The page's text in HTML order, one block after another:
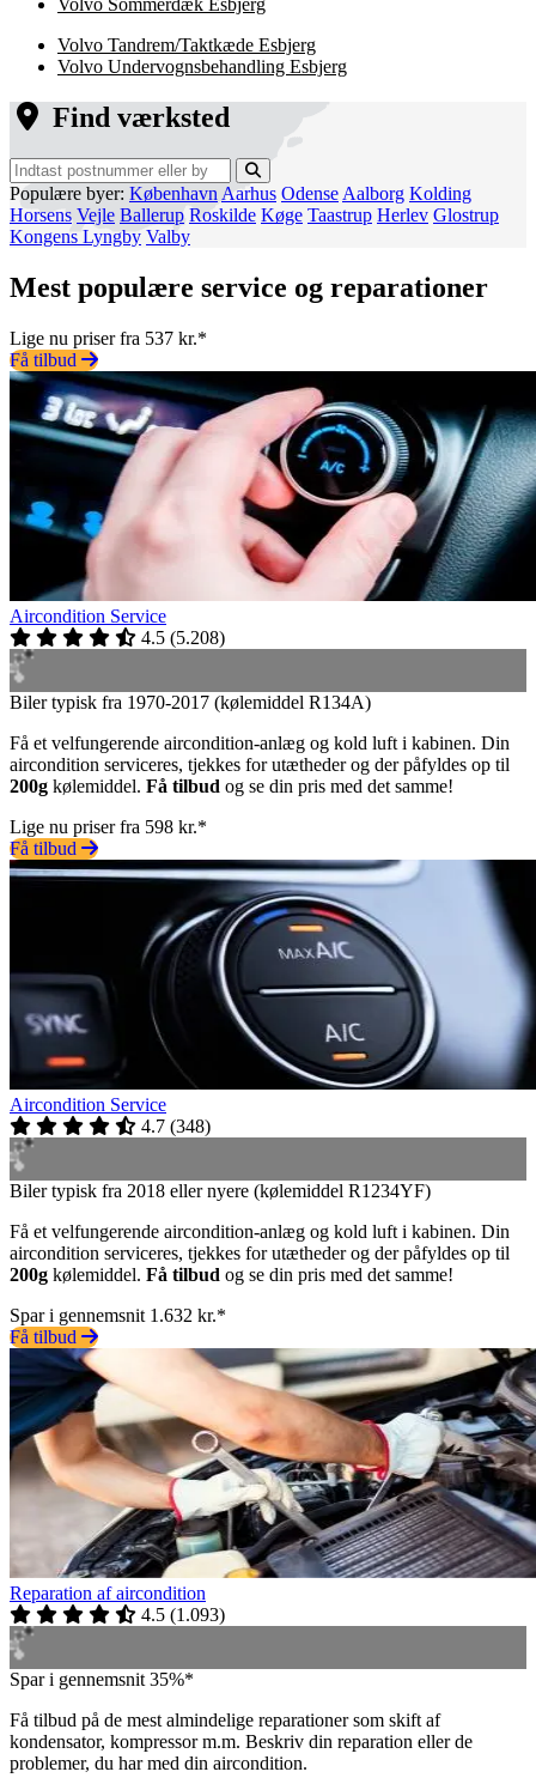
Volvo Sommerdæk Esbjerg
Volvo Tandrem/Taktkæde Esbjerg
Volvo Undervognsbehandling Esbjerg
Find værksted
Populære byer: København Aarhus Odense Aalborg Kolding
Horsens Vejle Ballerup Roskilde Køge Taastrup Herlev Glostrup
Kongens Lyngby Valby
Mest populære service og reparationer
Lige nu priser fra 537 kr.*
Få tilbud
Aircondition Service
4.5 (5.208)
Biler typisk fra 1970-2017 (kølemiddel R134A)
Få et velfungerende aircondition-anlæg og kold luft i kabinen. Din
aircondition serviceres, tjekkes for utætheder og der påfyldes op til
200g kølemiddel. Få tilbud og se din pris med det samme!
Lige nu priser fra 598 kr.*
Få tilbud
Aircondition Service
4.7 (348)
Biler typisk fra 2018 eller nyere (kølemiddel R1234YF)
Få et velfungerende aircondition-anlæg og kold luft i kabinen. Din
aircondition serviceres, tjekkes for utætheder og der påfyldes op til
200g kølemiddel. Få tilbud og se din pris med det samme!
Spar i gennemsnit 1.632 kr.*
Få tilbud
Reparation af aircondition
4.5 (1.093)
Spar i gennemsnit 35%*
Få tilbud på de mest almindelige reparationer som skift af
kondensator, kompressor m.m. Beskriv din reparation eller de
problemer, du har med din aircondition.